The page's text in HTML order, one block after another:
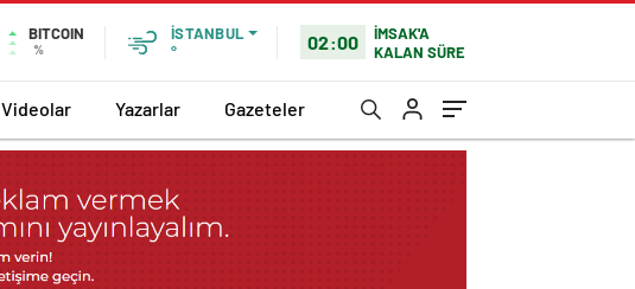
BITCOIN
%
İSTANBUL
°
02:00
İMSAK'A
KALAN SÜRE
Videolar Yazarlar Gazeteler